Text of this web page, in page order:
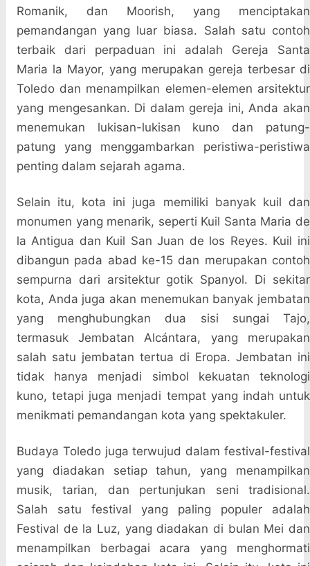
Romanik, dan Moorish, yang menciptakan
pemandangan yang luar biasa. Salah satu contoh
terbaik dari perpaduan ini adalah Gereja Santa
Maria la Mayor, yang merupakan gereja terbesar di
Toledo dan menampilkan elemen-elemen arsitektur
yang mengesankan. Di dalam gereja ini, Anda akan
menemukan lukisan-lukisan kuno dan patung-
patung yang menggambarkan peristiwa-peristiwa
penting dalam sejarah agama.
Selain itu, kota ini juga memiliki banyak kuil dan
monumen yang menarik, seperti Kuil Santa Maria de
la Antigua dan Kuil San Juan de los Reyes. Kuil ini
dibangun pada abad ke-15 dan merupakan contoh
sempurna dari arsitektur gotik Spanyol. Di sekitar
kota, Anda juga akan menemukan banyak jembatan
yang menghubungkan dua sisi sungai Tajo,
termasuk Jembatan Alcántara, yang merupakan
salah satu jembatan tertua di Eropa. Jembatan ini
tidak hanya menjadi simbol kekuatan teknologi
kuno, tetapi juga menjadi tempat yang indah untuk
menikmati pemandangan kota yang spektakuler.
Budaya Toledo juga terwujud dalam festival-festival
yang diadakan setiap tahun, yang menampilkan
musik, tarian, dan pertunjukan seni tradisional.
Salah satu festival yang paling populer adalah
Festival de la Luz, yang diadakan di bulan Mei dan
menampilkan berbagai acara yang menghormati